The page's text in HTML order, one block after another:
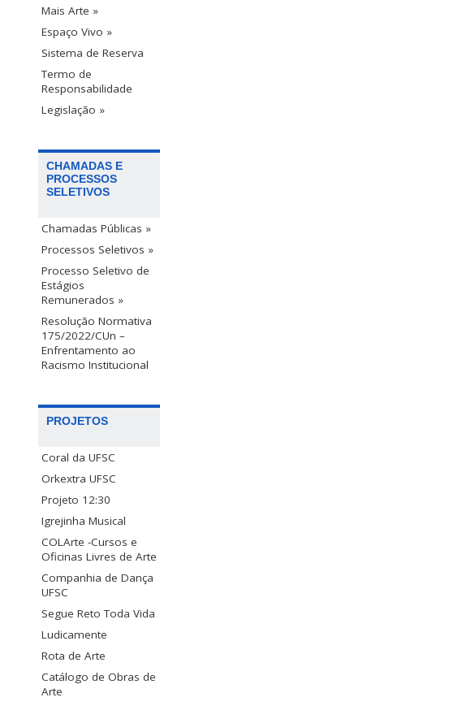
Mais Arte »
Espaço Vivo »
Sistema de Reserva
Termo de
Responsabilidade
Legislação »
CHAMADAS E
PROCESSOS
SELETIVOS
Chamadas Públicas »
Processos Seletivos »
Processo Seletivo de
Estágios
Remunerados »
Resolução Normativa
175/2022/CUn –
Enfrentamento ao
Racismo Institucional
PROJETOS
Coral da UFSC
Orkextra UFSC
Projeto 12:30
Igrejinha Musical
COLArte -Cursos e
Oficinas Livres de Arte
Companhia de Dança
UFSC
Segue Reto Toda Vida
Ludicamente
Rota de Arte
Catálogo de Obras de
Arte